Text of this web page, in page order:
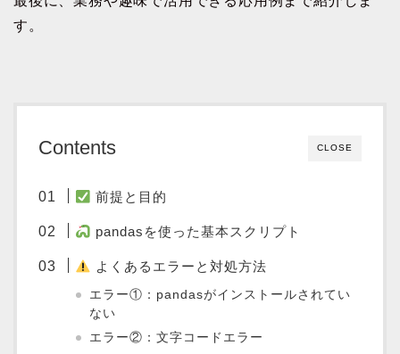
す。
CLOSE
Contents
前提と目的
pandasを使った基本スクリプト
よくあるエラーと対処方法
エラー①：pandasがインストールされてい
ない
エラー②：文字コードエラー